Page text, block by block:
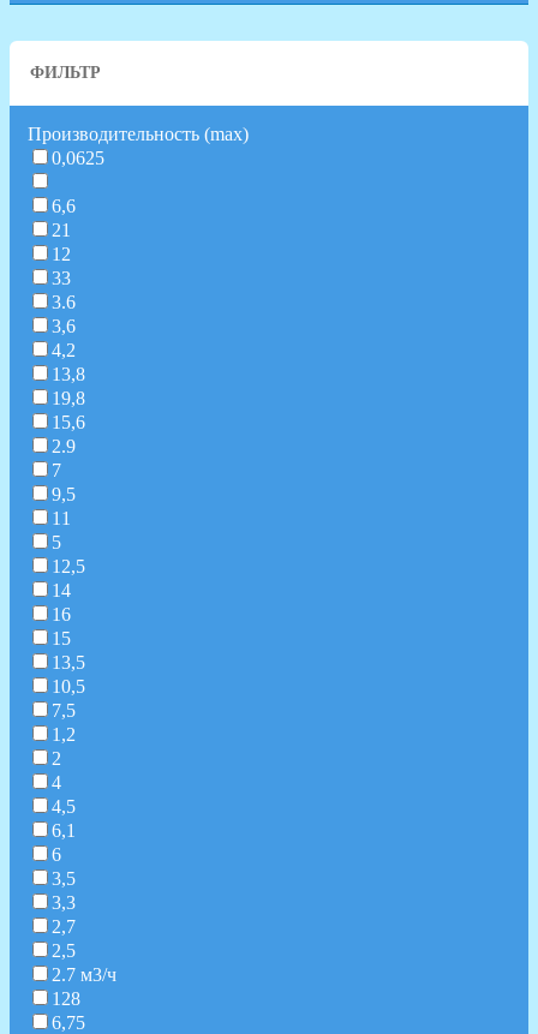
ФИЛЬТР
Производительность (max)
0,0625
6,6
21
12
33
3.6
3,6
4,2
13,8
19,8
15,6
2.9
7
9,5
11
5
12,5
14
16
15
13,5
10,5
7,5
1,2
2
4
4,5
6,1
6
3,5
3,3
2,7
2,5
2.7 м3/ч
128
6,75